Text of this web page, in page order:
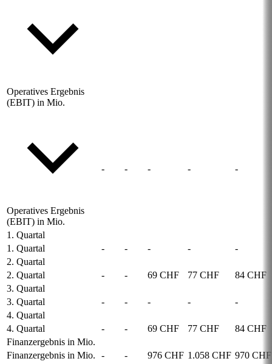
Operatives Ergebnis
(EBIT) in Mio.
Operatives Ergebnis
(EBIT) in Mio.
- - - - -
1. Quartal
1. Quartal
- - - -
-
2. Quartal
2. Quartal
- - 69 CHF 77 CHF
84 CHF
3. Quartal
3. Quartal
- - - -
-
4. Quartal
4. Quartal
- - 69 CHF 77 CHF
84 CHF
Finanzergebnis in Mio.
Finanzergebnis in Mio.
- - 976 CHF 1.058 CHF 970 CHF